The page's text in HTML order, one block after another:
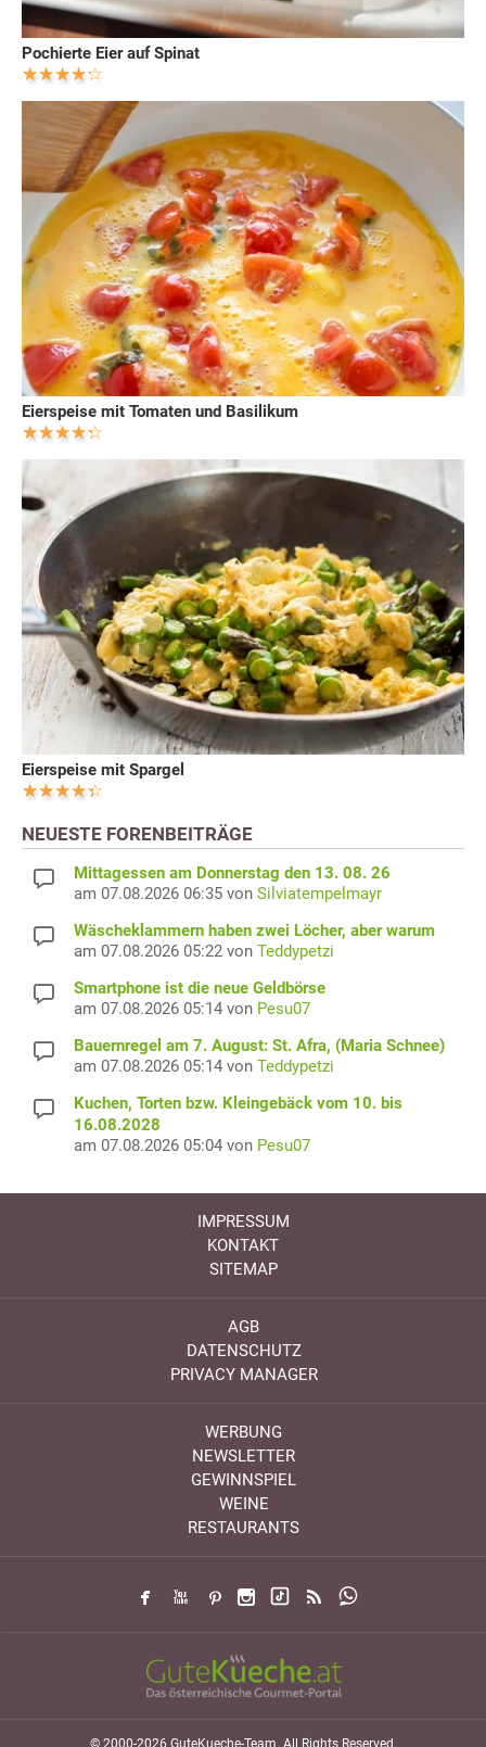
Pochierte Eier auf Spinat
Eierspeise mit Tomaten und Basilikum
Eierspeise mit Spargel
NEUESTE FORENBEITRÄGE
Mittagessen am Donnerstag den 13. 08. 26
am 07.08.2026 06:35 von Silviatempelmayr
Wäscheklammern haben zwei Löcher, aber warum
am 07.08.2026 05:22 von Teddypetzi
Smartphone ist die neue Geldbörse
am 07.08.2026 05:14 von Pesu07
Bauernregel am 7. August: St. Afra, (Maria Schnee)
am 07.08.2026 05:14 von Teddypetzi
Kuchen, Torten bzw. Kleingebäck vom 10. bis
16.08.2028
am 07.08.2026 05:04 von Pesu07
IMPRESSUM
KONTAKT
SITEMAP
AGB
DATENSCHUTZ
PRIVACY MANAGER
WERBUNG
NEWSLETTER
GEWINNSPIEL
WEINE
RESTAURANTS